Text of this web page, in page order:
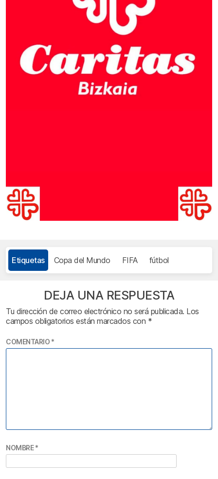
Etiquetas Copa del Mundo FIFA fútbol
DEJA UNA RESPUESTA
Tu dirección de correo electrónico no será publicada. Los
campos obligatorios están marcados con *
COMENTARIO *
NOMBRE*